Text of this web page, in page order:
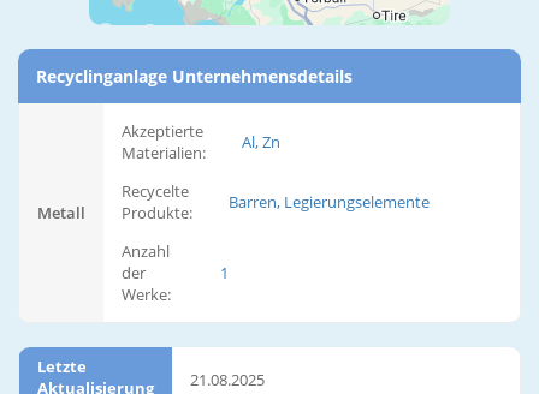
Recyclinganlage Unternehmensdetails
Metall
Akzeptierte
Materialien:
Al, Zn
Recycelte
Produkte:
Barren, Legierungselemente
Anzahl
der
Werke:
1
Letzte
Aktualisierung
21.08.2025